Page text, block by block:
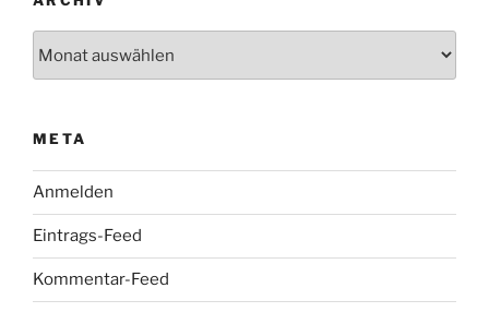
META
Anmelden
Eintrags-Feed
Kommentar-Feed